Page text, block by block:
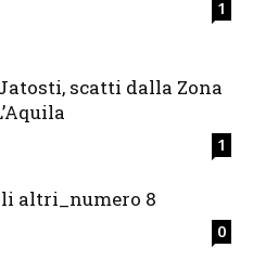
1
scatti dalla Zona
1
altri_numero 8
0